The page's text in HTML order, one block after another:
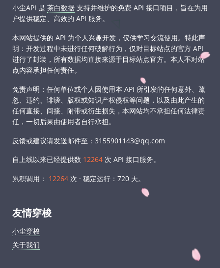
小尘API 是 茶白数据 支持并维护的免费 API 接口项目，旨在为用
户提供稳定、高效的 API 服务。
本网站提供的 API 为个人兴趣开发，仅供学习交流使用。特此声
明：开发过程中未进行任何破解行为，仅对目标站点的官方 API
进行了封装，所有数据均直接来源于目标站点官方。本人不对站
点内容承担任何责任。
免责声明：任何单位或个人因使用本 API 所引发的任何意外、疏
忽、违约、诽谤、版权或知识产权侵权等问题，以及由此产生的
任何直接、间接、附带或衍生损失，本网站均不承担任何法律责
任，一切后果由使用者自行承担。
反馈或建议请发送邮件至：3155901143@qq.com
自上线以来已经提供数 12264 次 API 接口服务。
累积调用： 12264 次 · 稳定运行： 720 天。
友情穿梭
小尘穿梭
关于我们